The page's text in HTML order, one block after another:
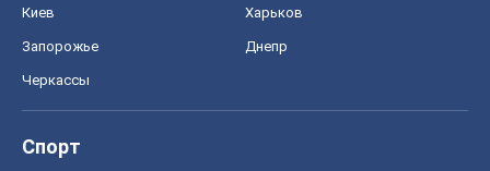
Киев Харьков
Запорожье Днепр
Черкассы
Спорт